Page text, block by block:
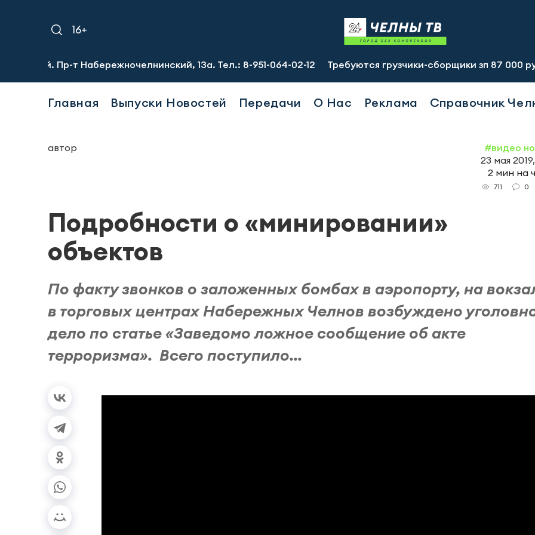
16+
Пр-т Набережночелнинский, 13а. Тел.: 8-951-064-02-12 Требуются грузчики-сборщики зп 87 000 руб.,
Главная Выпуски Новостей Передачи О Нас Реклама Справочник
автор
#видео
23 мая
2 мин на
711 0
Подробности о «минировании»
объектов
По факту звонков о заложенных бомбах в аэропорту, на
в торговых центрах Набережных Челнов возбуждено
дело по статье «Заведомо ложное сообщение об акте
терроризма». Всего поступило...